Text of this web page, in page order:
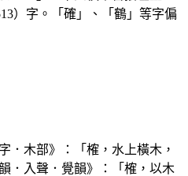
）字。「確」、「鶴」等字偏
．木部》：「榷，水上橫木，
．入聲．覺韻》：「榷，以木